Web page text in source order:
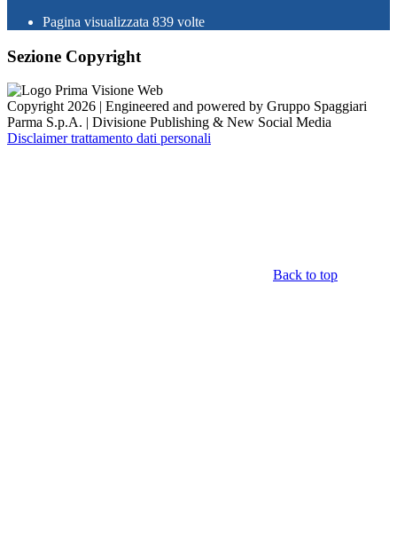
Pagina visualizzata 839 volte
Sezione Copyright
Copyright 2026 | Engineered and powered by Gruppo Spaggiari
Parma S.p.A. | Divisione Publishing & New Social Media
Disclaimer trattamento dati personali
Back to top